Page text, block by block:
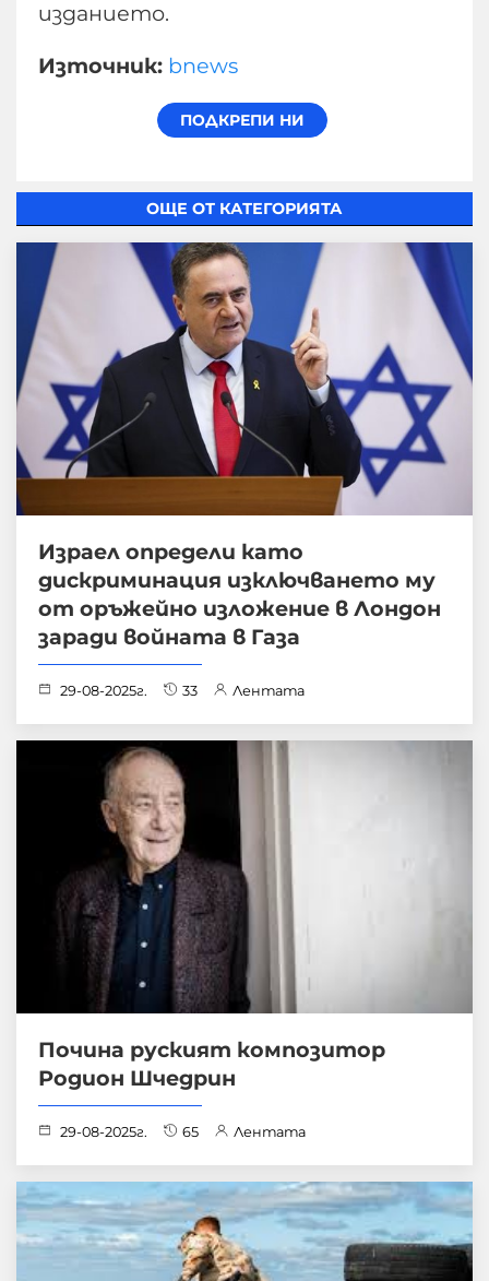
изданието.
Източник: bnews
ОЩЕ ОТ КАТЕГОРИЯТА
Израел определи като
дискриминация изключването му
от оръжейно изложение в Лондон
заради войната в Газа
29-08-2025г. 33 Лентата
Почина руският композитор
Родион Шчедрин
29-08-2025г. 65 Лентата